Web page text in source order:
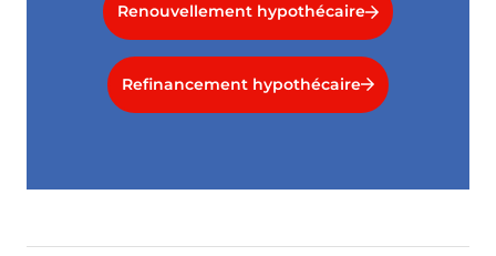
Renouvellement hypothécaire
Refinancement hypothécaire